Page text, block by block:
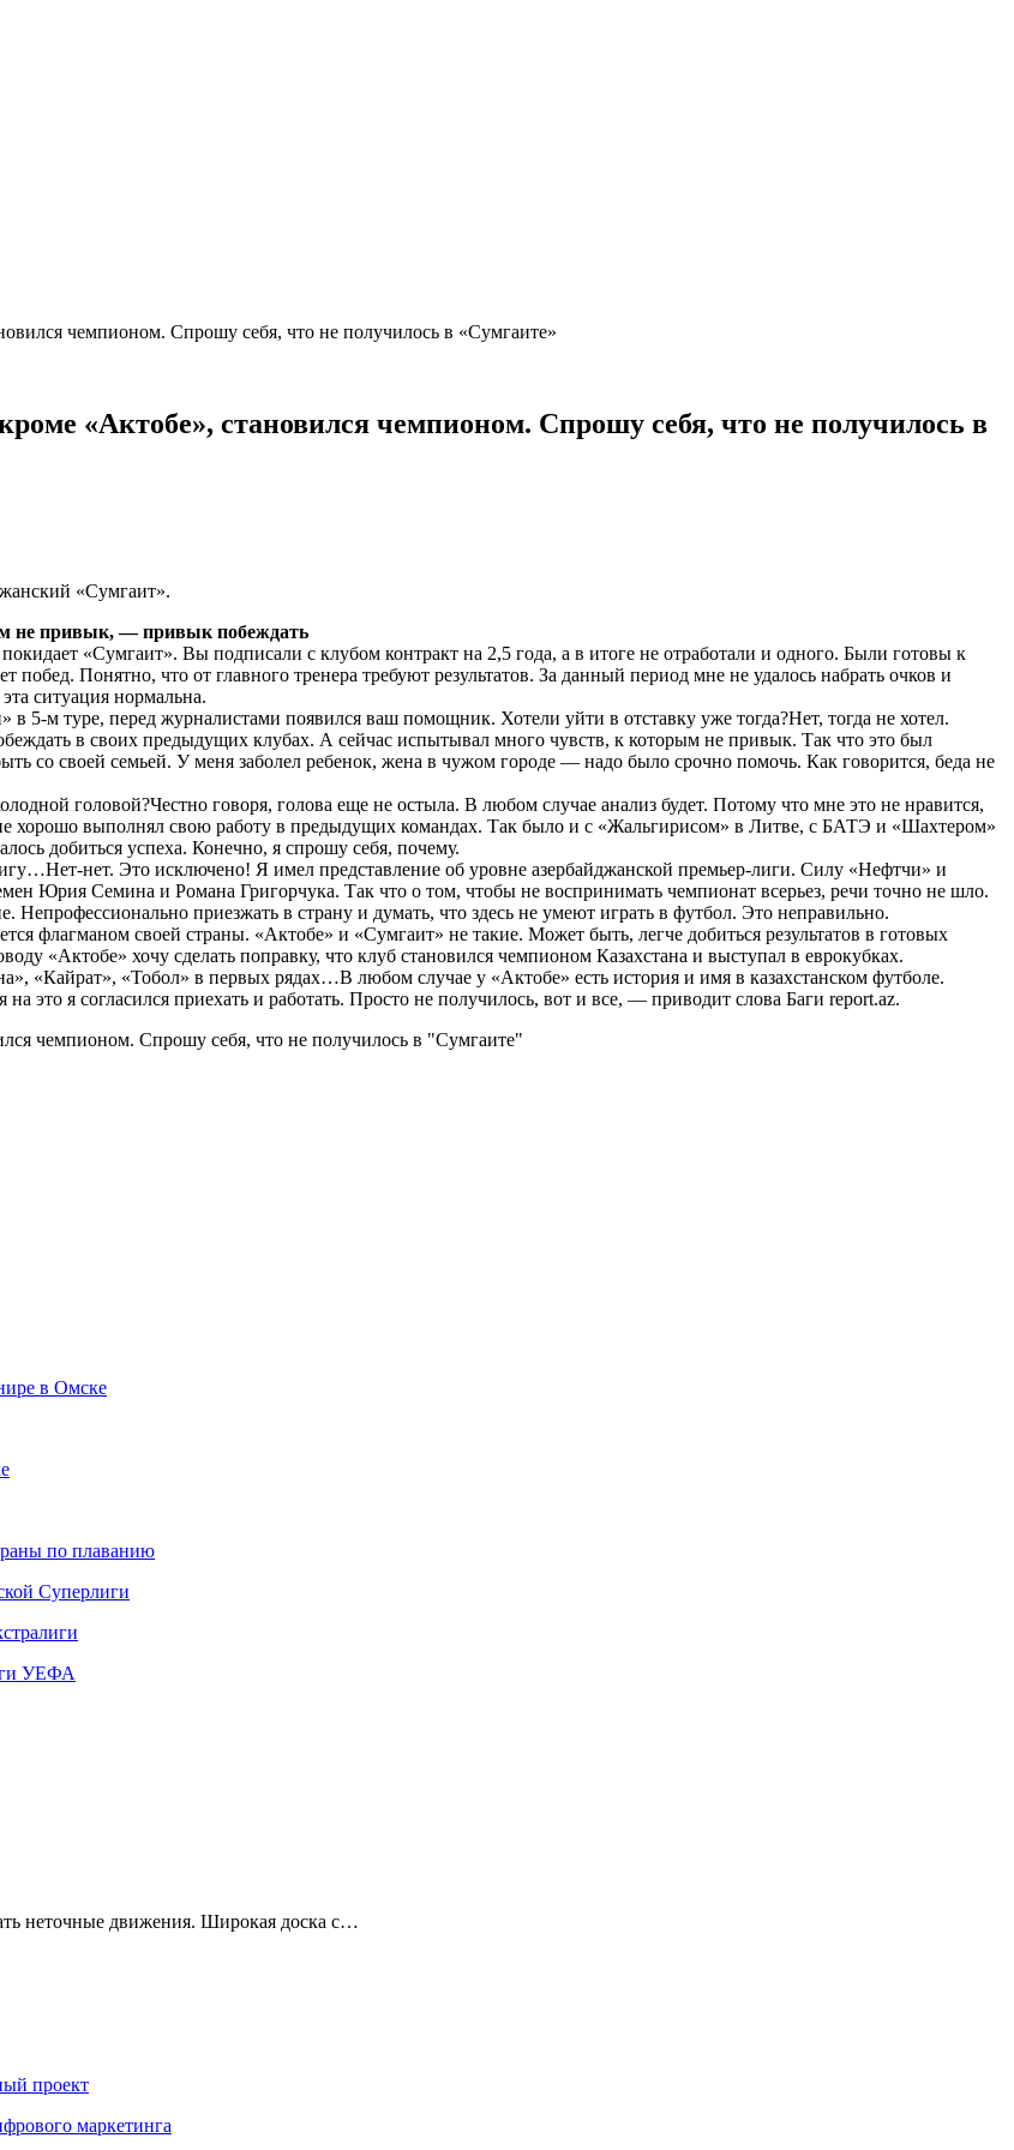
чемпионом. Спрошу себя, что не получилось в «Сумгаите»
«Актобе», становился чемпионом. Спрошу себя, что не получилось в
«Сумгаит».
не привык, — привык побеждать
«Сумгаит». Вы подписали с клубом контракт на 2,5 года, а в итоге не отработали и одного. Были готовы к
Понятно, что от главного тренера требуют результатов. За данный период мне не удалось набрать очков и
ситуация нормальна.
м туре, перед журналистами появился ваш помощник. Хотели уйти в отставку уже тогда?Нет, тогда не хотел.
в своих предыдущих клубах. А сейчас испытывал много чувств, к которым не привык. Так что это был
со своей семьей. У меня заболел ребенок, жена в чужом городе — надо было срочно помочь. Как говорится, беда не
головой?Честно говоря, голова еще не остыла. В любом случае анализ будет. Потому что мне это не нравится,
хорошо выполнял свою работу в предыдущих командах. Так было и с «Жальгирисом» в Литве, с БАТЭ и «Шахтером»
добиться успеха. Конечно, я спрошу себя, почему.
нет. Это исключено! Я имел представление об уровне азербайджанской премьер-лиги. Силу «Нефтчи» и
Юрия Семина и Романа Григорчука. Так что о том, чтобы не воспринимать чемпионат всерьез, речи точно не шло.
приезжать в страну и думать, что здесь не умеют играть в футбол. Это неправильно.
флагманом своей страны. «Актобе» и «Сумгаит» не такие. Может быть, легче добиться результатов в готовых
«Актобе» хочу сделать поправку, что клуб становился чемпионом Казахстана и выступал в еврокубках.
«Кайрат», «Тобол» в первых рядах…В любом случае у «Актобе» есть история и имя в казахстанском футболе.
это я согласился приехать и работать. Просто не получилось, вот и все, — приводит слова Баги report.az.
в Омске
по плаванию
Суперлиги
УЕФА
неточные движения. Широкая доска с…
проект
маркетинга